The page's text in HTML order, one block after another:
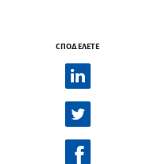
СПОДЕЛЕТЕ